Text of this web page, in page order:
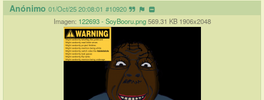
Anónimo 01/Oct/25 20:08:01 #10920
Imagen: 122693 - SoyBooru.png 569.31 KB 1906x2048